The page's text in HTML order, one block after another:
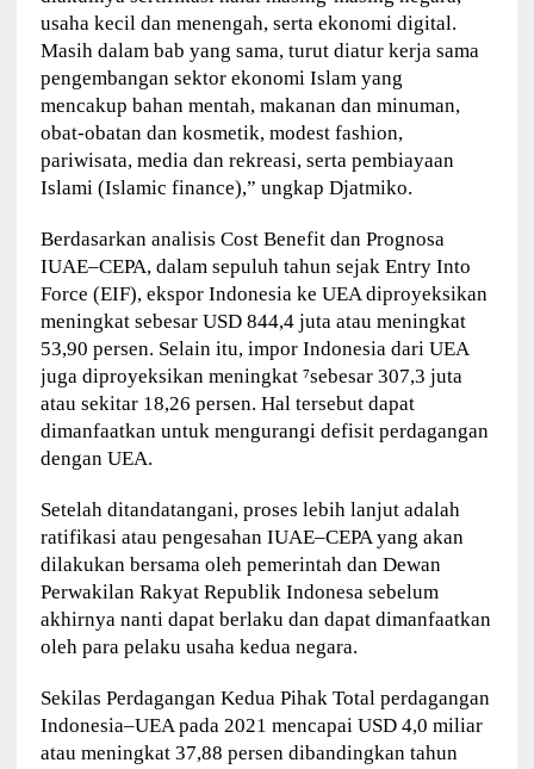
usaha kecil dan menengah, serta ekonomi digital.
Masih dalam bab yang sama, turut diatur kerja sama
pengembangan sektor ekonomi Islam yang
mencakup bahan mentah, makanan dan minuman,
obat-obatan dan kosmetik, modest fashion,
pariwisata, media dan rekreasi, serta pembiayaan
Islami (Islamic finance),” ungkap Djatmiko.
Berdasarkan analisis Cost Benefit dan Prognosa
IUAE–CEPA, dalam sepuluh tahun sejak Entry Into
Force (EIF), ekspor Indonesia ke UEA diproyeksikan
meningkat sebesar USD 844,4 juta atau meningkat
53,90 persen. Selain itu, impor Indonesia dari UEA
juga diproyeksikan meningkat ⁷sebesar 307,3 juta
atau sekitar 18,26 persen. Hal tersebut dapat
dimanfaatkan untuk mengurangi defisit perdagangan
dengan UEA.
Setelah ditandatangani, proses lebih lanjut adalah
ratifikasi atau pengesahan IUAE–CEPA yang akan
dilakukan bersama oleh pemerintah dan Dewan
Perwakilan Rakyat Republik Indonesa sebelum
akhirnya nanti dapat berlaku dan dapat dimanfaatkan
oleh para pelaku usaha kedua negara.
Sekilas Perdagangan Kedua Pihak Total perdagangan
Indonesia–UEA pada 2021 mencapai USD 4,0 miliar
atau meningkat 37,88 persen dibandingkan tahun